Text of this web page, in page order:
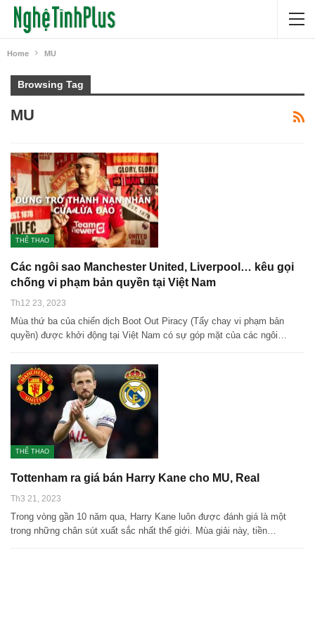
Home MU
Browsing Tag
MU
THỂ THAO
Các ngôi sao Manchester United, Liverpool… kêu gọi
chống vi phạm bản quyền tại Việt Nam
Th12 23, 2023
Mùa thứ ba của chiến dịch Boot Out Piracy (Tẩy chay vi phạm bản
quyền) được khởi động tại Việt Nam có sự góp mặt của các ngôi…
THỂ THAO
Tottenham ra giá bán Harry Kane cho MU, Real
Th3 21, 2023
Trong vòng gần 10 năm qua, Harry Kane luôn được đánh giá là một
trong những chân sút xuất sắc nhất thế giới. Mùa giải này, tiền…